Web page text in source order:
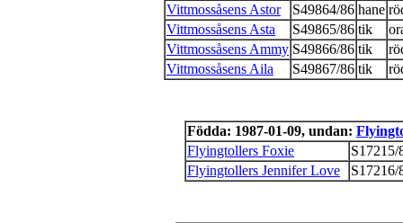
Vittmossåsens Astor
S49864/86 hane
Vittmossåsens Asta
S49865/86 tik
Vittmossåsens Ammy S49866/86 tik
Vittmossåsens Aila
S49867/86 tik
Födda: 1987-01-09, undan:
Flyingtollers Foxie
S17215/
Flyingtollers Jennifer Love
S17216/